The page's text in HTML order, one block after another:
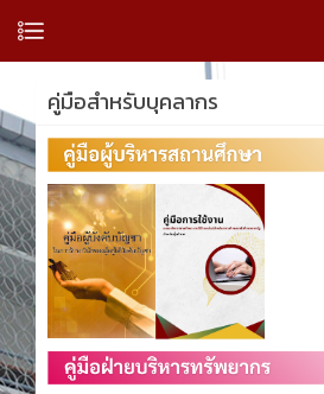
คู่มือสำหรับบุคลากร